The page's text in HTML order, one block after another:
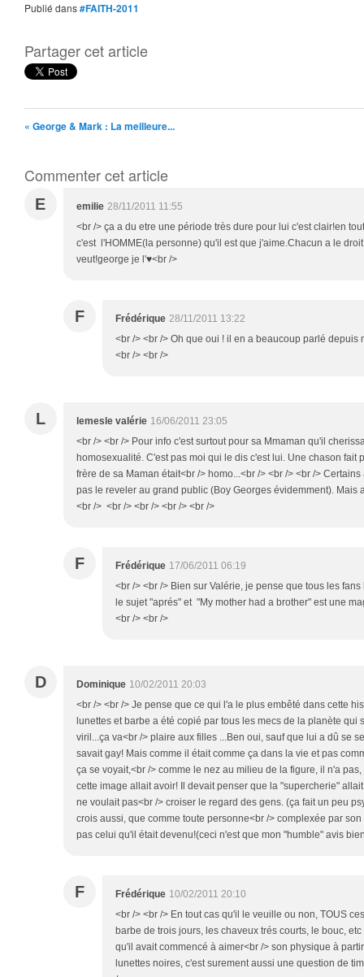
Publié dans#FAITH-2011
Partager cet article
« George & Mark : La meilleure...
Commenter cet article
E emilie 28/11/2011 11:55
<br /> ça a du etre une période très dure pour lui c'est clair!en
c'est l'HOMME(la personne) qu'il est que j'aime.Chacun a le
veut!george je l'♥<br />
F Frédérique 28/11/2011 13:22
<br /> <br /> Oh que oui ! il en a beaucoup parlé depuis
<br /> <br />
L lemesle valérie 16/06/2011 23:05
<br /> <br /> Pour info c'est surtout pour sa Mmaman qu'il
homosexualité. C'est pas moi qui le dis c'est lui. Une chason fait
frère de sa Maman était<br /> homo...<br /> <br /> <br />
pas le reveler au grand public (Boy Georges évidemment). Mais
<br /> <br /> <br /> <br /> <br />
F Frédérique 17/06/2011 06:19
<br /> <br /> Bien sur Valérie, je pense que tous les
le sujet "aprés" et "My mother had a brother" est une
<br /> <br />
D Dominique 10/02/2011 20:03
<br /> <br /> Je pense que ce qui l'a le plus embêté dans cette
lunettes et barbe a été copié par tous les mecs de la planète qui
viril...ça va<br /> plaire aux filles ...Ben oui, sauf que lui a dû se
savait gay! Mais comme il était comme ça dans la vie et pas
ça se voyait,<br /> comme le nez au milieu de la figure, il n'a
cette image allait avoir! Il devait penser que la "supercherie"
ne voulait pas<br /> croiser le regard des gens. (ça fait un peu
crois aussi, que comme toute personne<br /> complexée par
pas celui qu'il était devenu!(ceci n'est que mon "humble" avis
F Frédérique 10/02/2011 20:10
<br /> <br /> En tout cas qu'il le veuille ou non, TOUS
barbe de trois jours, les chaveux trés courts, le bouc,
qu'il avait commencé à aimer<br /> son physique à
lunettes noires, c'est surement aussi une question de